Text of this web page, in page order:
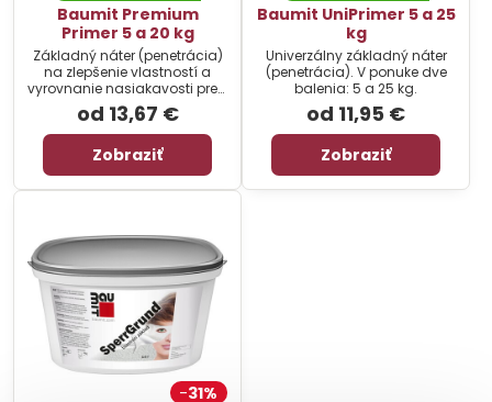
Baumit Premium
Primer 5 a 20 kg
Základný náter (penetrácia)
na zlepšenie vlastností a
vyrovnanie nasiakavosti pred
aplikáciou konečných
povrchových úprav. V ponuke
dve balenia: 5 a 20 kg.
od 13,67 €
Zobraziť
Baumit UniPrimer 5 a 25
kg
Univerzálny základný náter
(penetrácia). V ponuke dve
balenia: 5 a 25 kg.
od 11,95 €
Zobraziť
31%